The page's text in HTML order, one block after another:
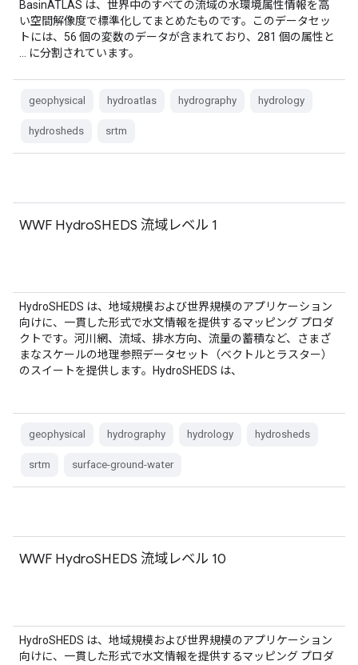
BasinATLAS は、世界中のすべての流域の水環境属性情報を高
い空間解像度で標準化してまとめたものです。このデータセッ
トには、56 個の変数のデータが含まれており、281 個の属性と
… に分割されています。
geophysical hydroatlas hydrography hydrology
hydrosheds srtm
WWF HydroSHEDS 流域レベル 1
HydroSHEDS は、地域規模および世界規模のアプリケーション
向けに、一貫した形式で水文情報を提供するマッピング プロダ
クトです。河川網、流域、排水方向、流量の蓄積など、さまざ
まなスケールの地理参照データセット（ベクトルとラスター）
のスイートを提供します。HydroSHEDS は、
geophysical hydrography hydrology hydrosheds
srtm surface-ground-water
WWF HydroSHEDS 流域レベル 10
HydroSHEDS は、地域規模および世界規模のアプリケーション
向けに、一貫した形式で水文情報を提供するマッピング プロダ